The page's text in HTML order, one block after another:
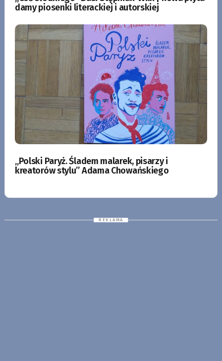
damy piosenki literackiej i autorskiej
„Polski Paryż. Śladem malarek, pisarzy i
kreatorów stylu” Adama Chowańskiego